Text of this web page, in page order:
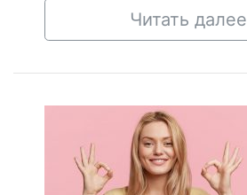
Читать далее